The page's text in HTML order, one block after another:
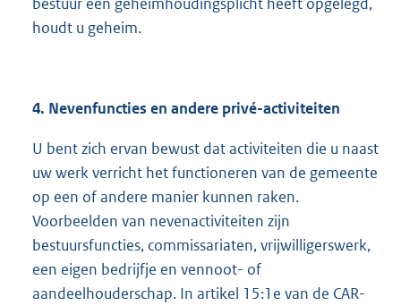
houdt u geheim.
4. Nevenfuncties en andere privé-activiteiten
U bent zich ervan bewust dat activiteiten die u naast
uw werk verricht het functioneren van de gemeente
op een of andere manier kunnen raken.
Voorbeelden van nevenactiviteiten zijn
bestuursfuncties, commissariaten, vrijwilligerswerk,
een eigen bedrijfje en vennoot- of
aandeelhouderschap. In artikel 15:1e van de CAR-